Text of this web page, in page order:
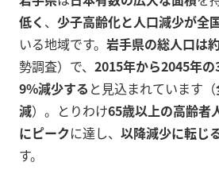
低く 、 少子高齢化と人口減少が全
いる地域です。 岩手県の総人口は
勢調査）で、 2015年から2045年
9%減少する と見込まれています（
減）。とりわけ65歳以上の高齢者
にピークに達し、 以降減少に転じ
す。